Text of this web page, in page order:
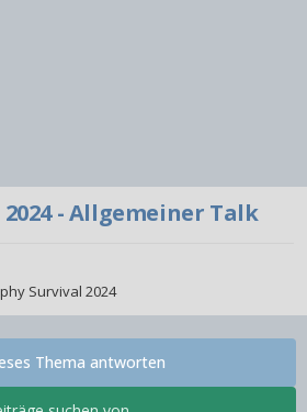
- Allgemeiner Talk
Survival 2024
Thema antworten